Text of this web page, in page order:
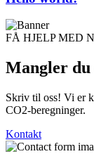
FÅ HJELP MED
Mangler du
Skriv til oss! Vi er
CO2-beregninger.
Kontakt